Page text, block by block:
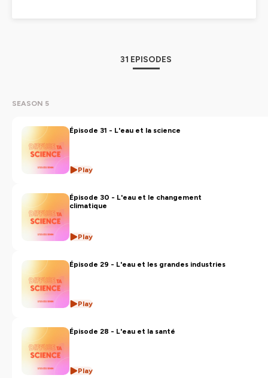
Mission Possible, organisé par la
Bron, et les élèves des écoles et collèges de Bron.
Hébergé par Ausha. Visitez
ausha.co/politique-de-
confidentialite
31 EPISODES
SEASON 5
Épisode 31 - L'eau et la science
Play
Épisode 30 - L'eau et le changement
climatique
Play
Épisode 29 - L'eau et les grandes industries
Play
Épisode 28 - L'eau et la santé
Play